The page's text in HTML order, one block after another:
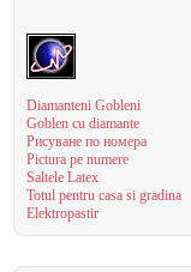
Diamanteni Gobleni
Goblen cu diamante
Рисуване по номера
Pictura pe numere
Saltele Latex
Totul pentru casa si gradina
Elektropastir